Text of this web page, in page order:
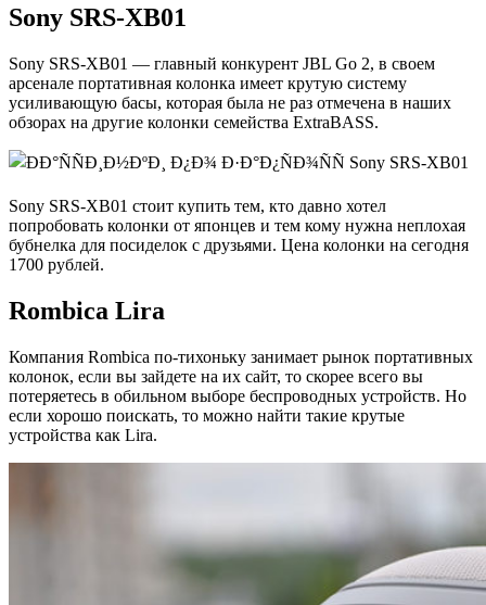
Sony SRS-XB01
Sony SRS-XB01 — главный конкурент JBL Go 2, в своем
арсенале портативная колонка имеет крутую систему
усиливающую басы, которая была не раз отмечена в наших
обзорах на другие колонки семейства ExtraBASS.
Sony SRS-XB01 стоит купить тем, кто давно хотел
попробовать колонки от японцев и тем кому нужна неплохая
бубнелка для посиделок с друзьями. Цена колонки на сегодня
1700 рублей.
Rombica Lira
Компания Rombica по-тихоньку занимает рынок портативных
колонок, если вы зайдете на их сайт, то скорее всего вы
потеряетесь в обильном выборе беспроводных устройств. Но
если хорошо поискать, то можно найти такие крутые
устройства как Lira.